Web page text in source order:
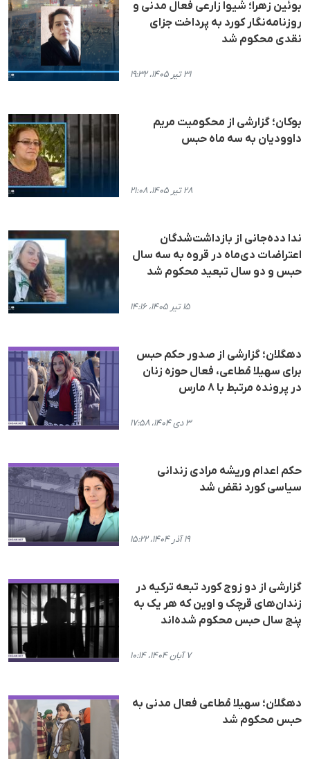
بوئین زهرا؛ شیوا زارعی فعال مدنی و
روزنامه‌نگار کورد به پرداخت جزای
نقدی محکوم شد
۳۱ تیر ۱۴۰۵، ۱۹:۳۲
بوکان؛ گزارشی از محکومیت مریم
داوودیان به سه ماه حبس
۲۸ تیر ۱۴۰۵، ۲۱:۰۸
ندا دده‌جانی از بازداشت‌شدگان
اعتراضات دی‌ماه در قروه به سه سال
حبس و دو سال تبعید محکوم شد
۱۵ تیر ۱۴۰۵، ۱۴:۱۶
دهگلان؛ گزارشی از صدور حکم حبس
برای سهیلا مُطاعی، فعال حوزە زنان
در پرونده مرتبط با ۸ مارس
۳ دی ۱۴۰۴، ۱۷:۵۸
حکم اعدام وریشه مرادی زندانی
سیاسی کورد نقض شد
۱۹ آذر ۱۴۰۴، ۱۵:۲۲
گزارشی از دو زوج کورد تبعه ترکیه در
زندان‌‌های قرچک و اوین که هر یک به
پنج سال حبس محکوم شده‌اند
۷ آبان ۱۴۰۴، ۱۰:۱۴
دهگلان؛ سهیلا مُطاعی فعال مدنی بە
حبس محکوم شد